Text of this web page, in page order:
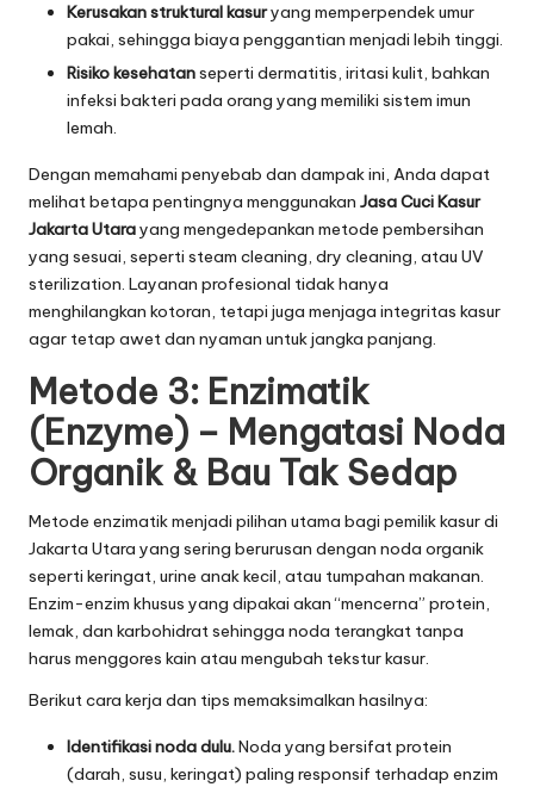
Kerusakan struktural kasuryang memperpendek umur
pakai, sehingga biaya penggantian menjadi lebih tinggi.
Risiko kesehatanseperti dermatitis, iritasi kulit, bahkan
infeksi bakteri pada orang yang memiliki sistem imun
lemah.
Dengan memahami penyebab dan dampak ini, Anda dapat
melihat betapa pentingnya menggunakan Jasa Cuci Kasur
Jakarta Utarayang mengedepankan metode pembersihan
yang sesuai, seperti steam cleaning, dry cleaning, atau UV
sterilization. Layanan profesional tidak hanya
menghilangkan kotoran, tetapi juga menjaga integritas kasur
agar tetap awet dan nyaman untuk jangka panjang.
Metode 3: Enzimatik
(Enzyme) – Mengatasi Noda
Organik & Bau Tak Sedap
Metode enzimatik menjadi pilihan utama bagi pemilik kasur di
Jakarta Utara yang sering berurusan dengan noda organik
seperti keringat, urine anak kecil, atau tumpahan makanan.
Enzim-enzim khusus yang dipakai akan “mencerna” protein,
lemak, dan karbohidrat sehingga noda terangkat tanpa
harus menggores kain atau mengubah tekstur kasur.
Berikut cara kerja dan tips memaksimalkan hasilnya:
Identifikasi noda dulu.Noda yang bersifat protein
(darah, susu, keringat) paling responsif terhadap enzim